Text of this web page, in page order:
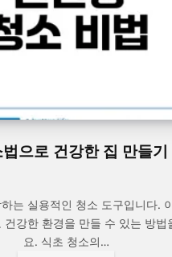
으로 건강한 집 만들기
는 실용적인 청소 도구입니다.
강한 환경을 만들 수 있는 방법
요. 식초 청소의…